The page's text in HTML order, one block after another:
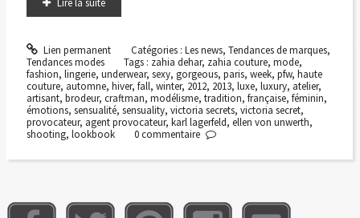
Lire la suite
Lien permanent Catégories : Les news, Tendances de marques,
Tendances modes
Tags : zahia dehar, zahia couture,mode,
fashion, lingerie, underwear, sexy, gorgeous, paris, week, pfw, haute
couture, automne, hiver, fall, winter, 2012, 2013, luxe, luxury, atelier,
artisant, brodeur, craftman, modélisme, tradition, française, féminin,
émotions, sensualité, sensuality, victoria secrets, victoria secret,
provocateur, agent provocateur, karl lagerfeld, ellen von unwerth,
shooting, lookbook 0commentaire